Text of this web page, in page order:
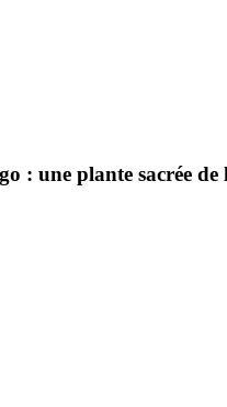
: une plante sacrée de